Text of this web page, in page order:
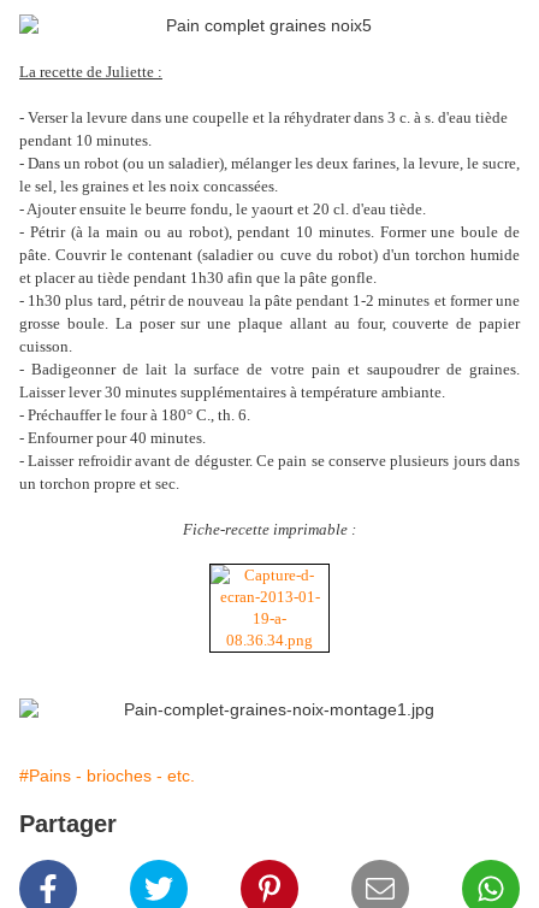
La recette de Juliette :
- Verser la levure dans une coupelle et la réhydrater dans 3 c. à s. d'eau tiède
pendant 10 minutes.
- Dans un robot (ou un saladier), mélanger les deux farines, la levure, le sucre,
le sel, les graines et les noix concassées.
- Ajouter ensuite le beurre fondu, le yaourt et 20 cl. d'eau tiède.
- Pétrir (à la main ou au robot), pendant 10 minutes. Former une boule de
pâte. Couvrir le contenant (saladier ou cuve du robot) d'un torchon humide
et placer au tiède pendant 1h30 afin que la pâte gonfle.
- 1h30 plus tard, pétrir de nouveau la pâte pendant 1-2 minutes et former une
grosse boule. La poser sur une plaque allant au four, couverte de papier
cuisson.
- Badigeonner de lait la surface de votre pain et saupoudrer de graines.
Laisser lever 30 minutes supplémentaires à température ambiante.
- Préchauffer le four à 180° C., th. 6.
- Enfourner pour 40 minutes.
- Laisser refroidir avant de déguster. Ce pain se conserve plusieurs jours dans
un torchon propre et sec.
Fiche-recette imprimable :
#Pains - brioches - etc.
Partager